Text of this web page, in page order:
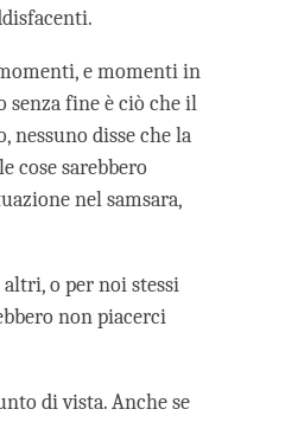
e momenti in
fine è ciò che il
nessuno disse che la
cose sarebbero
nel samsara,
o per noi stessi
non piacerci
di vista. Anche se